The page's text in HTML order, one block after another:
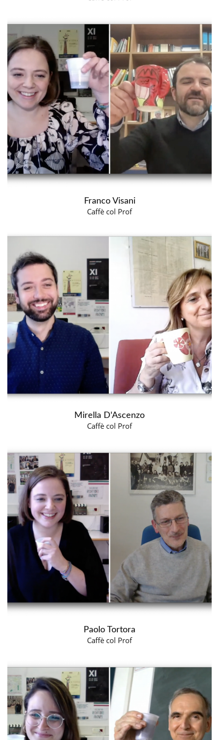
Franco Visani
Caffè col Prof
Mirella D'Ascenzo
Caffè col Prof
Paolo Tortora
Caffè col Prof